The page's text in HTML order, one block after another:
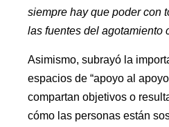
siempre hay que poder con
las fuentes del agotamiento
Asimismo, subrayó la
espacios de “apoyo al
compartan objetivos o
cómo las personas están